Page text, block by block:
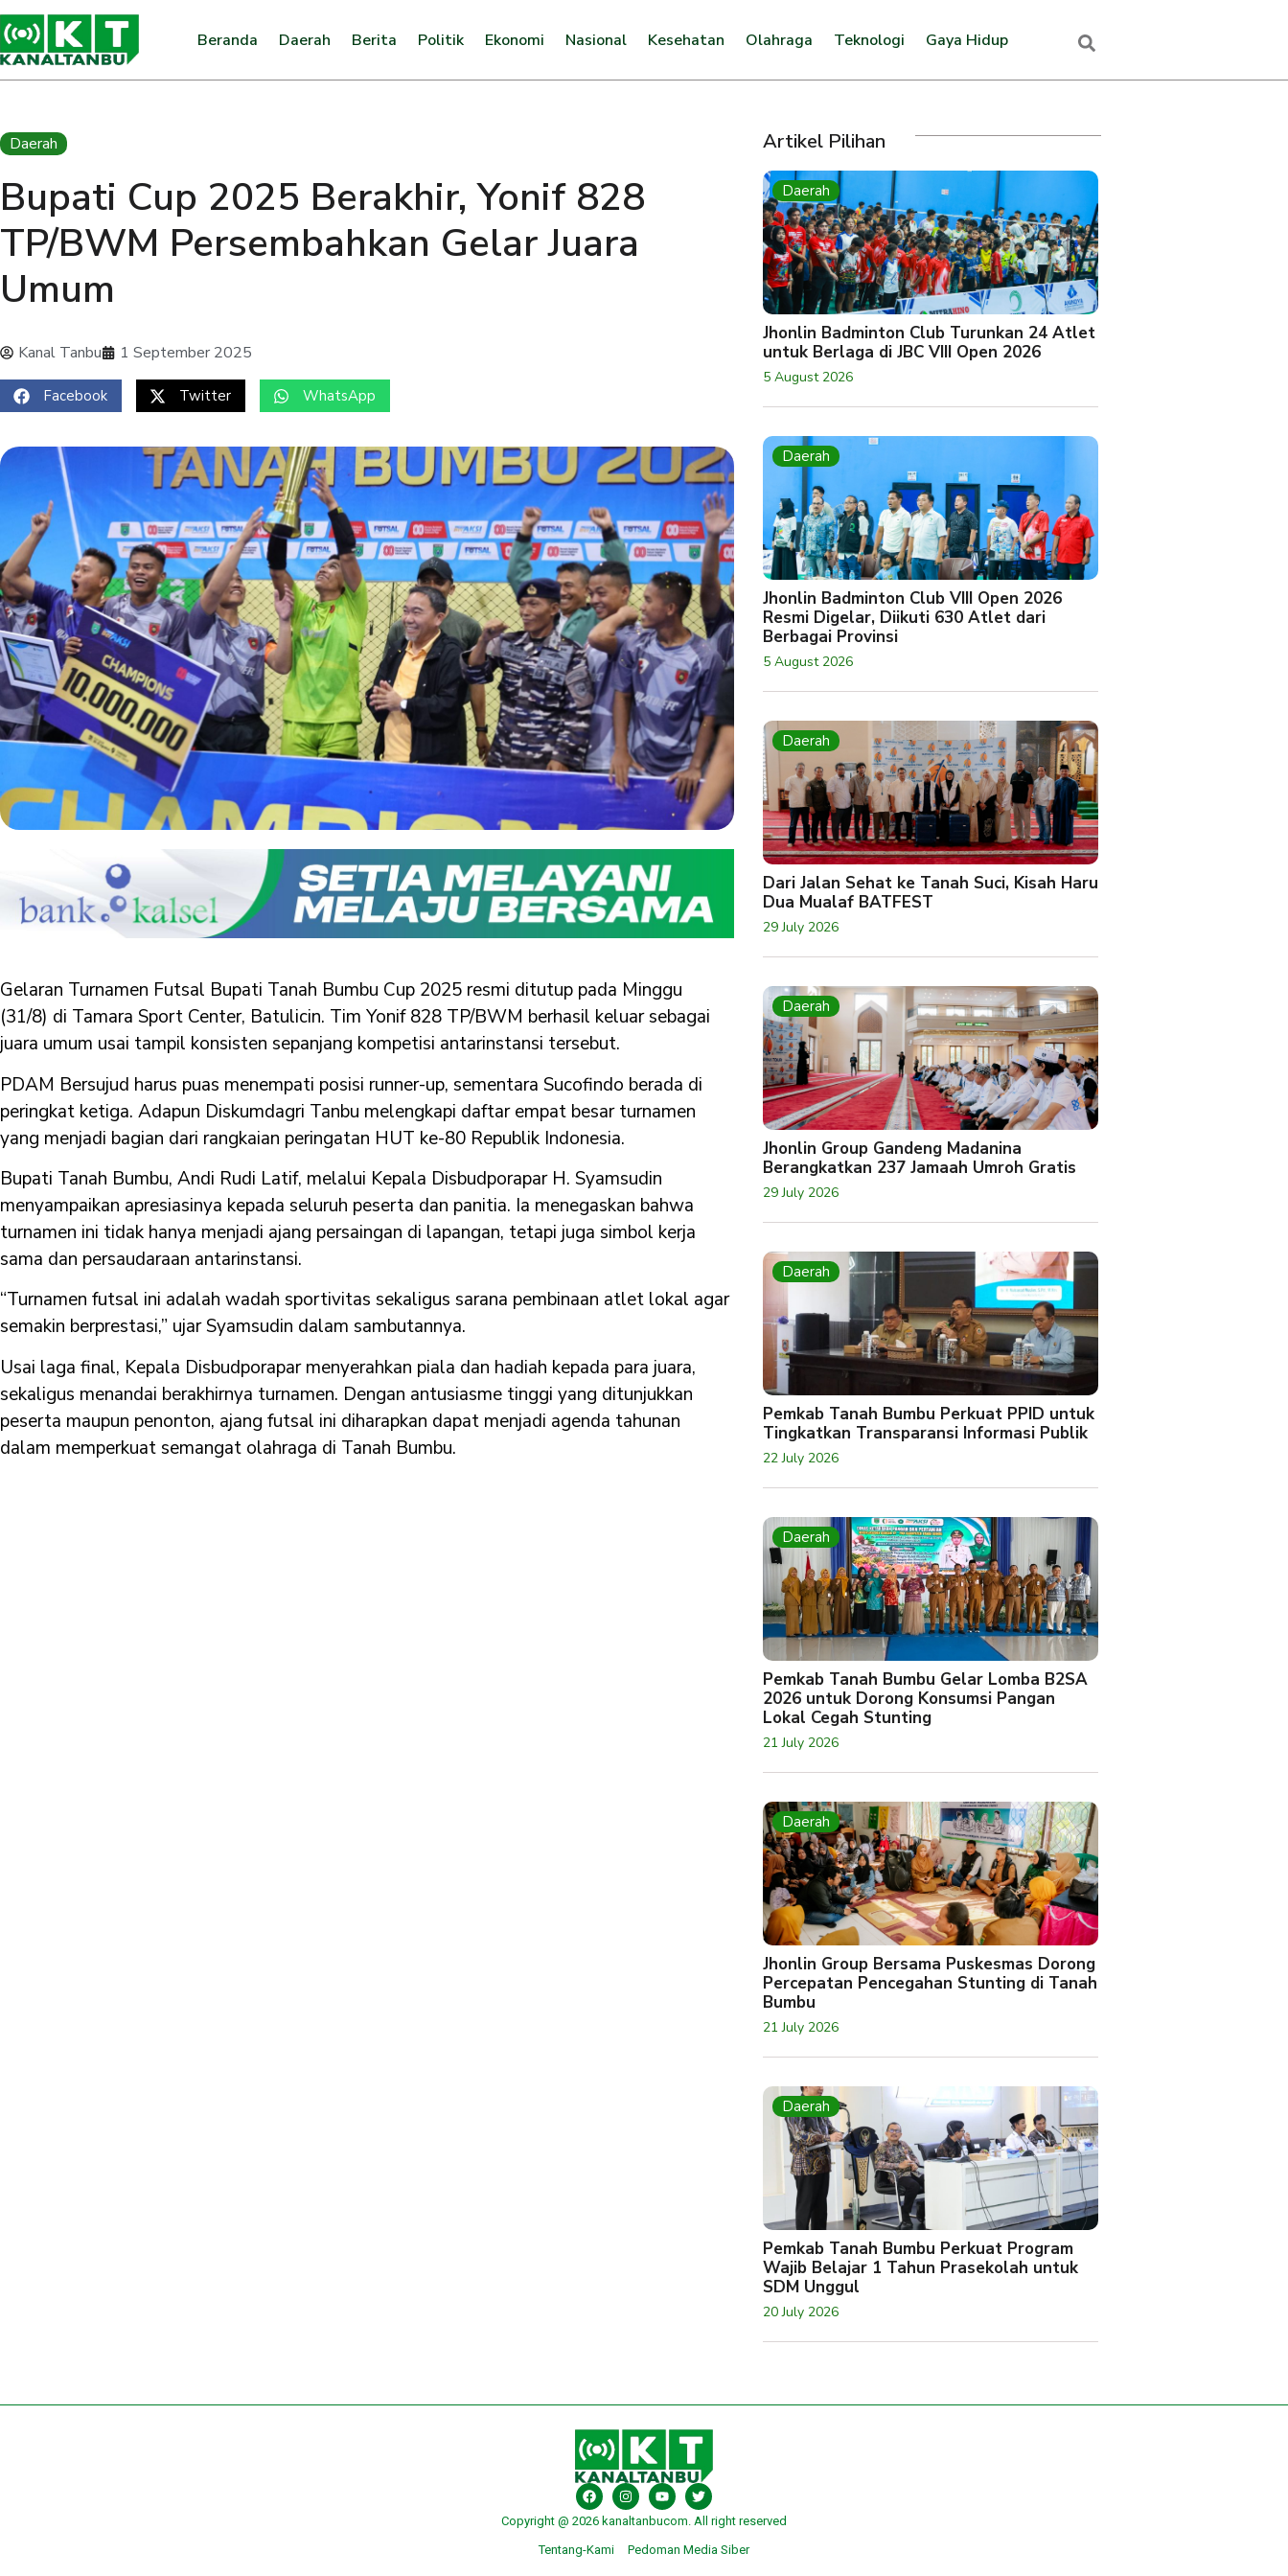
Beranda Daerah Berita Politik Ekonomi Nasional Kesehatan Olahraga Teknologi Gaya Hidup
Daerah
Bupati Cup 2025 Berakhir, Yonif 828
TP/BWM Persembahkan Gelar Juara
Umum
Kanal Tanbu 1 September 2025
Facebook Twitter WhatsApp
Gelaran Turnamen Futsal Bupati Tanah Bumbu Cup 2025 resmi ditutup pada Minggu
(31/8) di Tamara Sport Center, Batulicin. Tim Yonif 828 TP/BWM berhasil keluar sebagai
juara umum usai tampil konsisten sepanjang kompetisi antarinstansi tersebut.
PDAM Bersujud harus puas menempati posisi runner-up, sementara Sucofindo berada di
peringkat ketiga. Adapun Diskumdagri Tanbu melengkapi daftar empat besar turnamen
yang menjadi bagian dari rangkaian peringatan HUT ke-80 Republik Indonesia.
Bupati Tanah Bumbu, Andi Rudi Latif, melalui Kepala Disbudporapar H. Syamsudin
menyampaikan apresiasinya kepada seluruh peserta dan panitia. Ia menegaskan bahwa
turnamen ini tidak hanya menjadi ajang persaingan di lapangan, tetapi juga simbol kerja
sama dan persaudaraan antarinstansi.
“Turnamen futsal ini adalah wadah sportivitas sekaligus sarana pembinaan atlet lokal agar
semakin berprestasi,” ujar Syamsudin dalam sambutannya.
Usai laga final, Kepala Disbudporapar menyerahkan piala dan hadiah kepada para juara,
sekaligus menandai berakhirnya turnamen. Dengan antusiasme tinggi yang ditunjukkan
peserta maupun penonton, ajang futsal ini diharapkan dapat menjadi agenda tahunan
dalam memperkuat semangat olahraga di Tanah Bumbu.
Artikel Pilihan
Daerah
Jhonlin Badminton Club Turunkan 24 Atlet
untuk Berlaga di JBC VIII Open 2026
5 August 2026
Daerah
Jhonlin Badminton Club VIII Open 2026
Resmi Digelar, Diikuti 630 Atlet dari
Berbagai Provinsi
5 August 2026
Daerah
Dari Jalan Sehat ke Tanah Suci, Kisah Haru
Dua Mualaf BATFEST
29 July 2026
Daerah
Jhonlin Group Gandeng Madanina
Berangkatkan 237 Jamaah Umroh Gratis
29 July 2026
Daerah
Pemkab Tanah Bumbu Perkuat PPID untuk
Tingkatkan Transparansi Informasi Publik
22 July 2026
Daerah
Pemkab Tanah Bumbu Gelar Lomba B2SA
2026 untuk Dorong Konsumsi Pangan
Lokal Cegah Stunting
21 July 2026
Daerah
Jhonlin Group Bersama Puskesmas Dorong
Percepatan Pencegahan Stunting di Tanah
Bumbu
21 July 2026
Daerah
Pemkab Tanah Bumbu Perkuat Program
Wajib Belajar 1 Tahun Prasekolah untuk
SDM Unggul
20 July 2026
Copyright @ 2026 kanaltanbucom. All right reserved
Tentang-Kami
Pedoman Media Siber